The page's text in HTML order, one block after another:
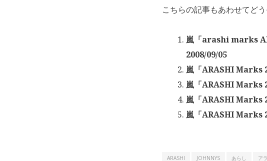
こちらの記事もあわせてどう
嵐「arashi marks
2008/09/05
嵐「ARASHI Marks
嵐「ARASHI Marks
嵐「ARASHI Marks
嵐「ARASHI Marks
ARASHI JOHNNYS あらし ア